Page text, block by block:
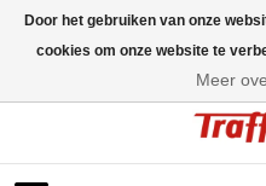
Door het gebruiken van onze
cookies om onze website te
Meer